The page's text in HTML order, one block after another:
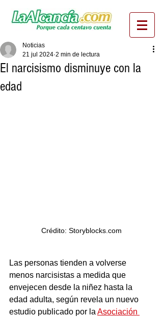
El narcisismo disminuye con la
edad
Noticias
21 jul 2024 2 min de lectura
Crédito: Storyblocks.com
Las personas tienden a volverse
menos narcisistas a medida que
envejecen desde la niñez hasta la
edad adulta, según revela un nuevo
estudio publicado por la Asociación